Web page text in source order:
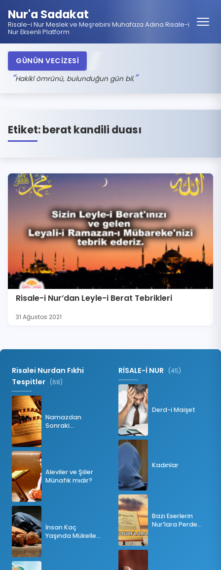
Nur'a Sadakat
Risale-i Nur Meslek ve Meşrebini Muhafaza Adına Risale-i
Nur Eksenli Platform
GÜNÜN VECİZESİ
Hakikî ömrünü, bulunduğun gün bil.
Etiket:berat kandili duası
Risale-i Nur’dan Leyle-i Berat Tebrikleri
31 Ağustos 2021
Risalei Nurdan Fıkhi
Tespitler (68)
Namazdan
Sonraki
Aleviler ve Şiiler
Münafık mıdır?
İnsan Kaç
Yaşında Mükellef
RİSALE-İ NUR (45)
Derd-i Maişet
Kadınlar
Bazı Eserlerin
Nur’lara Perde